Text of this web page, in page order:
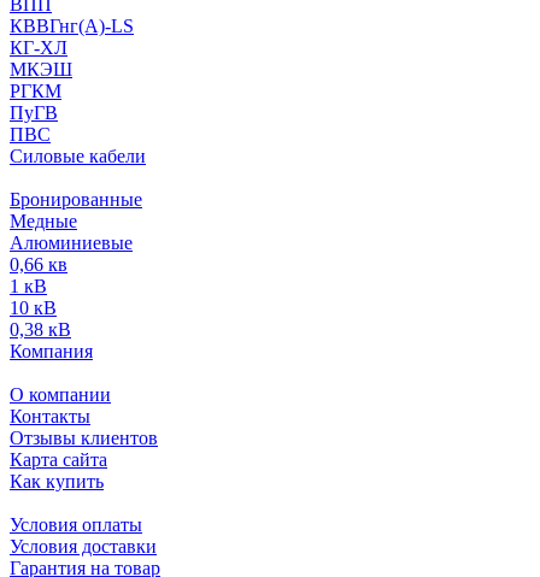
ВПП
КВВГнг(А)-LS
КГ-ХЛ
МКЭШ
РГКМ
ПуГВ
ПВС
Силовые кабели
Бронированные
Медные
Алюминиевые
0,66 кв
1 кВ
10 кВ
0,38 кВ
Компания
О компании
Контакты
Отзывы клиентов
Карта сайта
Как купить
Условия оплаты
Условия доставки
Гарантия на товар